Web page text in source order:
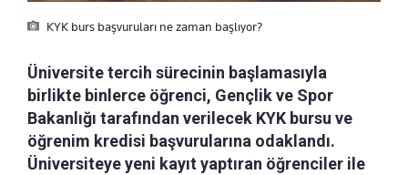
KYK burs başvuruları ne zaman başlıyor?
Üniversite tercih sürecinin başlamasıyla
birlikte binlerce öğrenci, Gençlik ve Spor
Bakanlığı tarafından verilecek KYK bursu ve
öğrenim kredisi başvurularına odaklandı.
Üniversiteye yeni kayıt yaptıran öğrenciler ile